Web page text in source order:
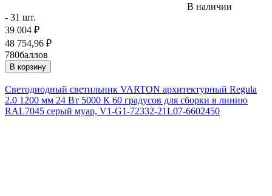
В наличии
- 31 шт.
39 004 ₽
48 754,96 ₽
780баллов
В корзину
Светодиодный светильник VARTON архитектурный Regula
2.0 1200 мм 24 Вт 5000 К 60 градусов для сборки в линию
RAL7045 серый муар, V1-G1-72332-21L07-6602450